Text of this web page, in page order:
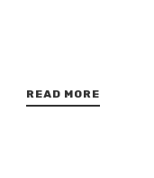
READ MORE